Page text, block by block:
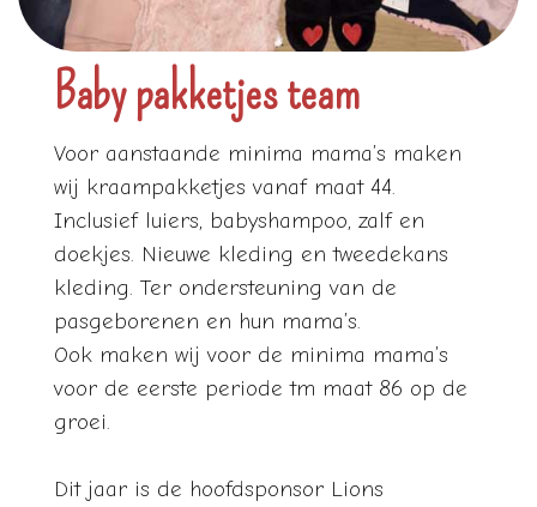
Baby pakketjes team
Voor aanstaande minima mama’s maken
wij kraampakketjes vanaf maat 44.
Inclusief luiers, babyshampoo, zalf en
doekjes. Nieuwe kleding en tweedekans
kleding. Ter ondersteuning van de
pasgeborenen en hun mama’s.
Ook maken wij voor de minima mama’s
voor de eerste periode tm maat 86 op de
groei.
Dit jaar is de hoofdsponsor Lions